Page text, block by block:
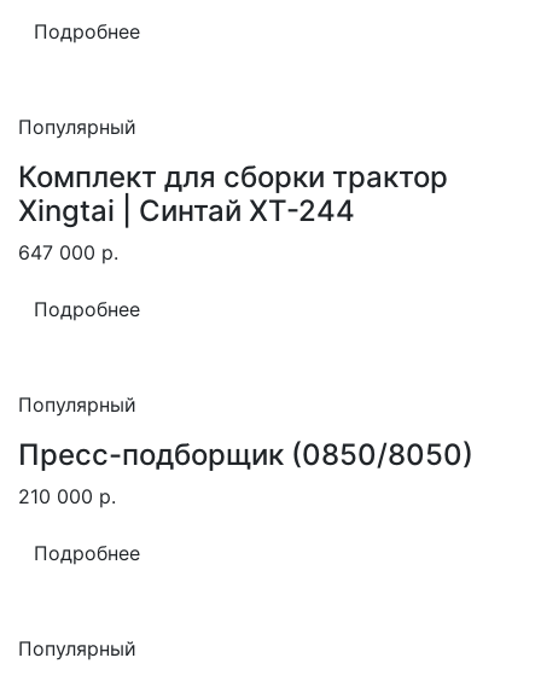
Подробнее
Популярный
Комплект для сборки трактор
Xingtai | Синтай XT-244
647 000 р.
Подробнее
Популярный
Пресс-подборщик (0850/8050)
210 000 р.
Подробнее
Популярный